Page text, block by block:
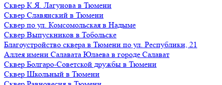
Сквер К.Я. Лагунова в Тюмени
Сквер Славянский в Тюмени
Сквер по ул. Комсомольская в Надыме
Сквер Выпускников в Тобольске
Благоустройство сквера в Тюмени по ул. Республики, 21
Аллея имени Салавата Юлаева в городе Салават
Сквер Болгаро-Советской дружбы в Тюмени
Сквер Школьный в Тюмени